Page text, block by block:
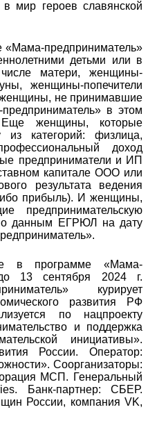
мир героев славянской
«Мама-предприниматель»
детьми или в
матери, женщины-
женщины-попечители
не принимавшие
в этом
женщины, которые
категорий: физлица,
доход
предприниматели и ИП
капитале ООО или
результата ведения
прибыль). И женщины,
предпринимательскую
данным ЕГРЮЛ на дату
в программе «Мама-
13 сентября 2024 г.
курирует
развития РФ
по нацпроекту
и поддержка
инициативы».
России. Оператор:
Соорганизаторы:
МСП. Генеральный
Банк-партнер: СБЕР.
России, компания VK,